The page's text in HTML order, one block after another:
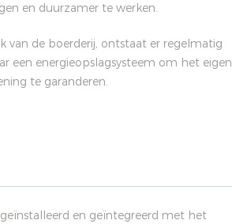
en duurzamer te werken.
van de boerderij, ontstaat er regelmatig
een energieopslagsysteem om het eigen
te garanderen.
geïnstalleerd en geïntegreerd met het